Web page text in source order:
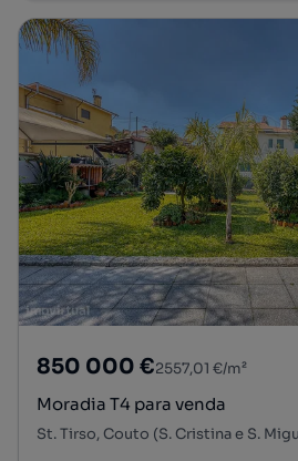
850 000 €2557,01 €/m²
Moradia T4 para venda